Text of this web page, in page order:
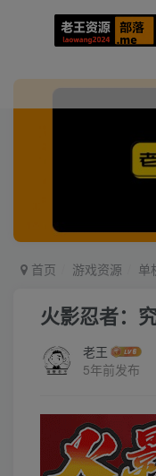
首页 游戏资源 单
火影忍者：
老王
5年前发布